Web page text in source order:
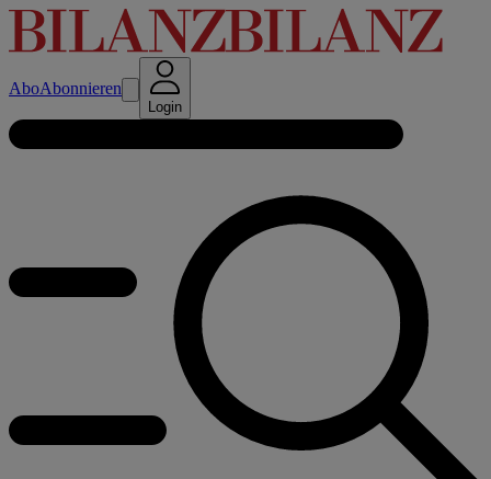
AboAbonnieren
Login